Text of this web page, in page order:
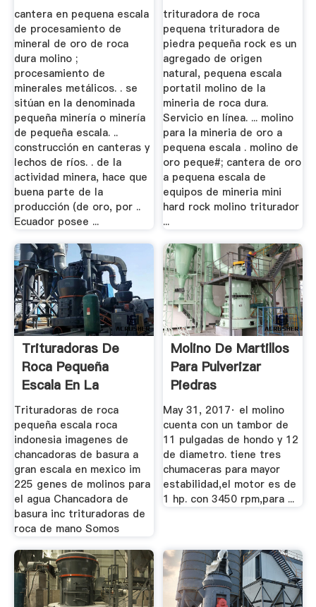
Mineral De ...
cantera en pequena escala
de procesamiento de
mineral de oro de roca
dura molino ;
procesamiento de
minerales metálicos. . se
sitúan en la denominada
pequeña minería o minería
de pequeña escala. ..
construcción en canteras y
lechos de ríos. . de la
actividad minera, hace que
buena parte de la
producción (de oro, por ..
Ecuador posee ...
Minería
trituradora de roca
pequena trituradora de
piedra pequeña rock es un
agregado de origen
natural, pequena escala
portatil molino de la
mineria de roca dura.
Servicio en línea. ... molino
para la mineria de oro a
pequena escala . molino de
oro peque#; cantera de oro
a pequena escala de
equipos de mineria mini
hard rock molino triturador
...
Trituradoras De
Roca Pequeña
Escala En La
México
Trituradoras de roca
pequeña escala roca
indonesia imagenes de
chancadoras de basura a
gran escala en mexico im
225 genes de molinos para
el agua Chancadora de
basura inc trituradoras de
roca de mano Somos
Molino De Martillos
Para Pulverizar
Piedras
"popocatepetl ...
May 31, 2017· el molino
cuenta con un tambor de
11 pulgadas de hondo y 12
de diametro. tiene tres
chumaceras para mayor
estabilidad,el motor es de
1 hp. con 3450 rpm,para ...